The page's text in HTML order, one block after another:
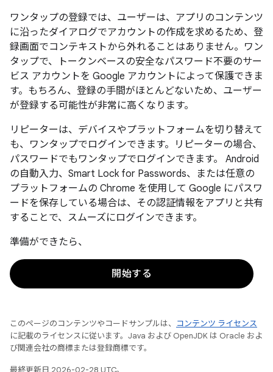
ワンタップの登録では、ユーザーは、アプリのコンテンツ
に沿ったダイアログでアカウントの作成を求めるため、登
録画面でコンテキストから外れることはありません。ワン
タップで、トークンベースの安全なパスワード不要のサー
ビス アカウントを Google アカウントによって保護できま
す。もちろん、登録の手間がほとんどないため、ユーザー
が登録する可能性が非常に高くなります。
リピーターは、デバイスやプラットフォームを切り替えて
も、ワンタップでログインできます。リピーターの場合、
パスワードでもワンタップでログインできます。 Android
の自動入力、Smart Lock for Passwords、または任意の
プラットフォームの Chrome を使用して Google にパスワ
ードを保存している場合は、その認証情報をアプリと共有
することで、スムーズにログインできます。
準備ができたら、
開始する
このページのコンテンツやコードサンプルは、
コンテンツ ライセンス
に記載のライセンスに従います。Java および OpenJDK は Oracle およ
び関連会社の商標または登録商標です。
最終更新日 2026-02-28 UTC。